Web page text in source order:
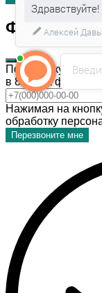
Форма
После покупки
в 80% на форму
Нажимая на
обработку
Перезвоните мне
Здравствуйте!
Алексей